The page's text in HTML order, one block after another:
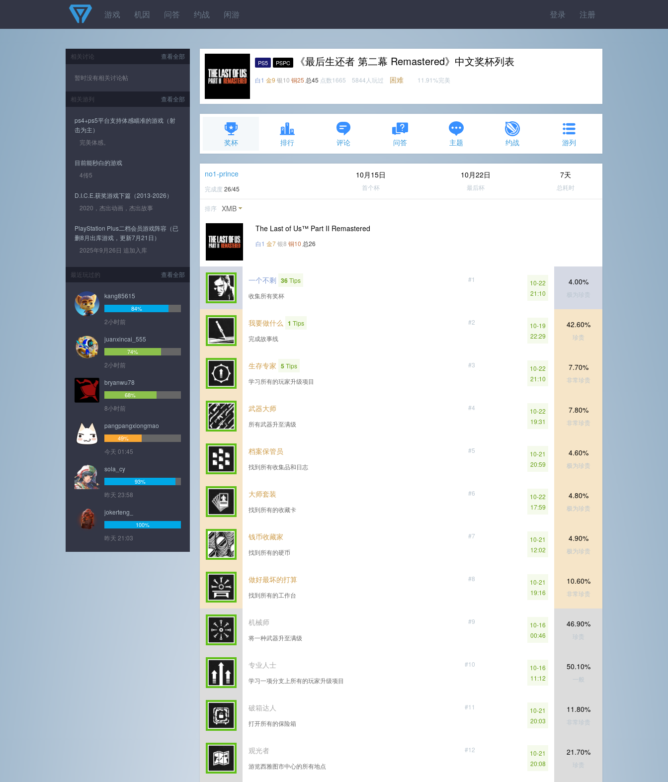
登录 注册
游戏 机因 问答 约战 闲游
PS5 PSPC 《最后生还者 第二幕 Remastered》中文奖杯列表
白1 金9 银10 铜25 总45 点数1665 5844人玩过 困难 11.91%完美
奖杯 排行 评论 问答 主题 约战 游列
no1-prince
完成度 26/45
10月15日
首个杯
10月22日
最后杯
7天
总耗时
排序 XMB
The Last of Us™ Part II Remastered
白1 金7银8 铜10 总26
#1
一个不剩 36Tips
收集所有奖杯
10-22
21:10
4.00%
极为珍贵
#2
我要做什么 1 Tips
完成故事线
10-19
22:29
42.60%
珍贵
#3
生存专家 5Tips
学习所有的玩家升级项目
10-22
21:10
7.70%
非常珍贵
#4
武器大师
所有武器升至满级
10-22
19:31
7.80%
非常珍贵
#5
档案保管员
找到所有收集品和日志
10-21
20:59
4.60%
极为珍贵
#6
大师套装
找到所有的收藏卡
10-22
17:59
4.80%
极为珍贵
#7
钱币收藏家
找到所有的硬币
10-21
12:02
4.90%
极为珍贵
#8
做好最坏的打算
找到所有的工作台
10-21
19:16
10.60%
非常珍贵
#9
机械师
将一种武器升至满级
10-16
00:46
46.90%
珍贵
#10
专业人士
学习一项分支上所有的玩家升级项目
10-16
11:12
50.10%
一般
#11
破箱达人
打开所有的保险箱
10-21
20:03
11.80%
非常珍贵
#12
观光者
游览西雅图市中心的所有地点
10-21
20:08
21.70%
珍贵
查看全部
相关讨论
暂时没有相关讨论帖
查看全部
相关游列
ps4+ps5平台支持体感瞄准的游戏（射
击为主）
完美体感。
目前能秒白的游戏
4传5
D.I.C.E.获奖游戏下篇（2013-2026）
2020，杰出动画，杰出故事
PlayStation Plus二档会员游戏阵容（已
删8月出库游戏，更新7月21日）
2025年9月26日 追加入库
查看全部
最近玩过的
kang85615
84%
2小时前
juanxincai_555
74%
2小时前
bryanwu78
68%
8小时前
pangpangxiongmao
49%
今天 01:45
sola_cy
93%
昨天 23:58
jokerteng_
100%
昨天 21:03